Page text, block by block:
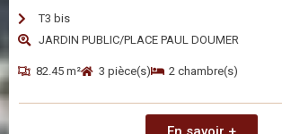
T3 bis
JARDIN PUBLIC/PLACE PAUL DOUMER
82.45 m² 3 pièce(s) 2 chambre(s)